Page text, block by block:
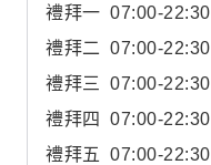
禮拜一 07:00-22:30
禮拜二 07:00-22:30
禮拜三
07:00-22:30
禮拜四
07:00-22:30
禮拜五
07:00-22:30